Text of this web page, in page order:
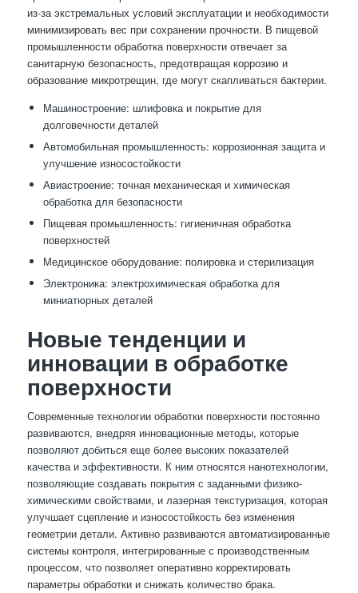
из-за экстремальных условий эксплуатации и необходимости
минимизировать вес при сохранении прочности. В пищевой
промышленности обработка поверхности отвечает за
санитарную безопасность, предотвращая коррозию и
образование микротрещин, где могут скапливаться бактерии.
Машиностроение: шлифовка и покрытие для
долговечности деталей
Автомобильная промышленность: коррозионная защита и
улучшение износостойкости
Авиастроение: точная механическая и химическая
обработка для безопасности
Пищевая промышленность: гигиеничная обработка
поверхностей
Медицинское оборудование: полировка и стерилизация
Электроника: электрохимическая обработка для
миниатюрных деталей
Новые тенденции и
инновации в обработке
поверхности
Современные технологии обработки поверхности постоянно
развиваются, внедряя инновационные методы, которые
позволяют добиться еще более высоких показателей
качества и эффективности. К ним относятся нанотехнологии,
позволяющие создавать покрытия с заданными физико-
химическими свойствами, и лазерная текстуризация, которая
улучшает сцепление и износостойкость без изменения
геометрии детали. Активно развиваются автоматизированные
системы контроля, интегрированные с производственным
процессом, что позволяет оперативно корректировать
параметры обработки и снижать количество брака.